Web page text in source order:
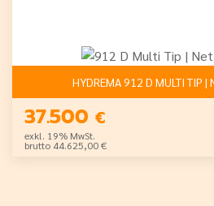
HYDREMA 912 D MULTI TIP
37.500 €
exkl. 19% MwSt.
brutto 44.625,00 €